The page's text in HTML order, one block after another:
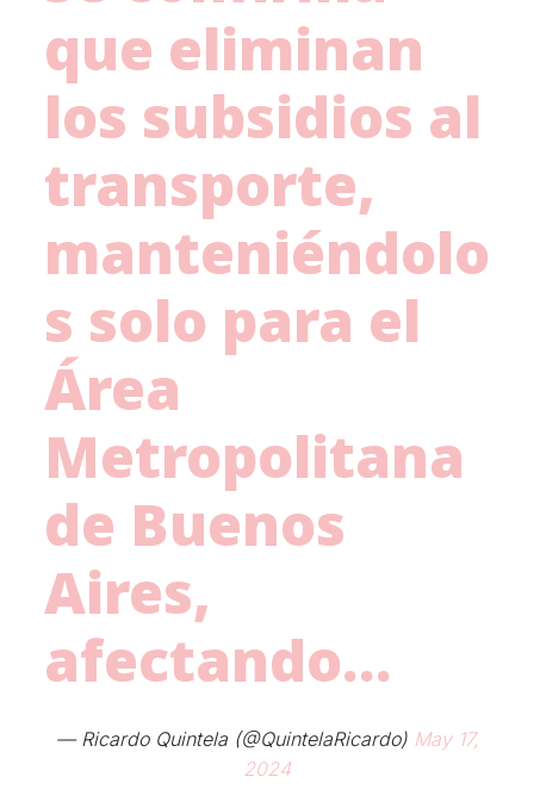
que eliminan
los subsidios al
transporte,
manteniéndolo
s solo para el
Área
Metropolitana
de Buenos
Aires,
afectando…
— Ricardo Quintela (@QuintelaRicardo) May 17,
2024